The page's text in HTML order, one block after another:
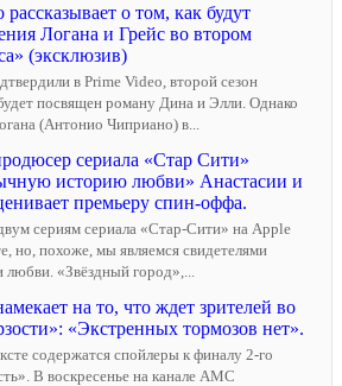
о том, как будут
Логана и Грейс во втором
(эксклюзив)
в Prime Video, второй сезон
посвящен роману Дина и Элли. Однако
(Антонио Чиприано) в...
сериала «Стар Сити»
историю любви» Анастасии и
премьеру спин-оффа.
сериям сериала «Стар-Сити» на Apple
но, похоже, мы являемся свидетелями
любви. «Звёздный город»,...
на то, что ждет зрителей во
«Экстренных тормозов нет».
содержатся спойлеры к финалу 2-го
В воскресенье на канале AMC